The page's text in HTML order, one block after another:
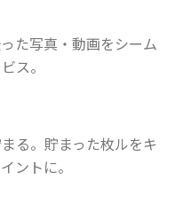
た写真・動画をシーム
ス。
る。貯まった枚ルをキ
ントに。